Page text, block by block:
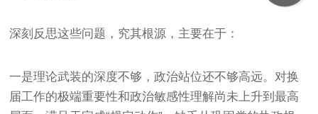
深刻反思这些问题，究其根源，主要在于：
一是理论武装的深度不够，政治站位还不够高远。对换
届工作的极端重要性和政治敏感性理解尚未上升到最高